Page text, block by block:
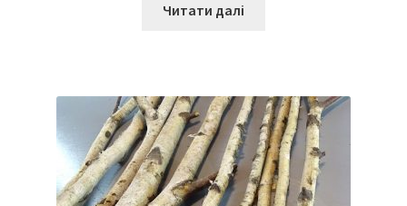
Читати далі